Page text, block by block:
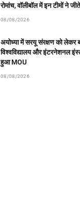
रोमांच, वॉलीबॉल में इन टीमों ने
08/08/2026
अयोध्या में सरयू संरक्षण को लेकर
विश्वविद्यालय और इंटरनेशनल
हुआ MOU
08/08/2026